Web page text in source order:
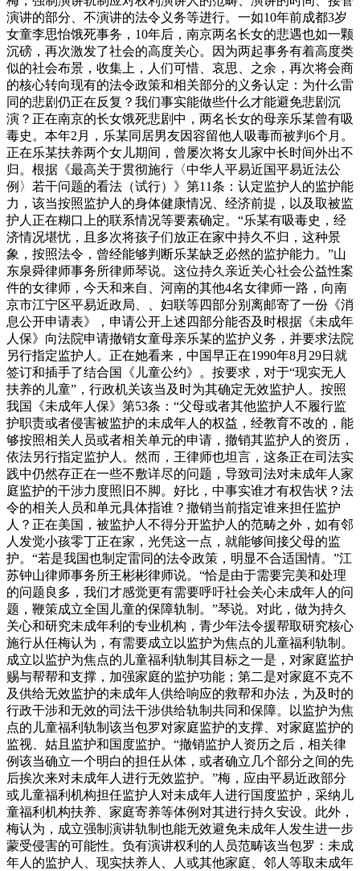
演讲的部分、不演讲的法令义务等进行。一如10年前成都3岁
女童李思怡饿死事务，10年后，南京两名长女的悲遇也如一颗
沉磅，再次激发了社会的高度关心。因为两起事务有着高度类
似的社会布景，收集上，人们可惜、哀思、之余，再次将会商
的核心转向现有的法令政策和相关部分的义务认定：为什么雷
同的悲剧仍正在反复？我们事实能做些什么才能避免悲剧沉
演？正在南京的长女饿死悲剧中，两名长女的母亲乐某曾有吸
毒史。本年2月，乐某同居男友因容留他人吸毒而被判6个月。
正在乐某扶养两个女儿期间，曾屡次将女儿家中长时间外出不
归。根据《最高关于贯彻施行〈中华人平易近国平易近法公
例〉若干问题的看法（试行）》第11条：认定监护人的监护能
力，该当按照监护人的身体健康情况、经济前提，以及取被监
护人正在糊口上的联系情况等要素确定。“乐某有吸毒史，经
济情况堪忧，且多次将孩子们放正在家中持久不归，这种景
象，按照法令，曾经能够判断乐某缺乏必然的监护能力。”山
东泉舜律师事务所律师琴说。这位持久亲近关心社会公益性案
件的女律师，今天和来自、河南的其他4名女律师一路，向南
京市江宁区平易近政局、、妇联等四部分别离邮寄了一份《消
息公开申请表》，申请公开上述四部分能否及时根据《未成年
人保》向法院申请撤销女童母亲乐某的监护义务，并要求法院
另行指定监护人。正在她看来，中国早正在1990年8月29日就
签订和插手了结合国《儿童公约》。按要求，对于“现实无人
扶养的儿童”，行政机关该当及时为其确定无效监护人。按照
我国《未成年人保》第53条：“父母或者其他监护人不履行监
护职责或者侵害被监护的未成年人的权益，经教育不改的，能
够按照相关人员或者相关单元的申请，撤销其监护人的资历，
依法另行指定监护人。然而，王律师也坦言，这条正在司法实
践中仍然存正在一些不敷详尽的问题，导致司法对未成年人家
庭监护的干涉力度照旧不脚。好比，中事实谁才有权告状？法
令的相关人员和单元具体指谁？撤销当前指定谁来担任监护
人？正在美国，被监护人不得分开监护人的范畴之外，如有邻
人发觉小孩零丁正在家，光凭这一点，就能够间接父母的监
护。“若是我国也制定雷同的法令政策，明显不合适国情。”江
苏钟山律师事务所王彬彬律师说。“恰是由于需要完美和处理
的问题良多，我们才感觉更有需要呼吁社会关心未成年人的问
题，鞭策成立全国儿童的保障轨制。”琴说。对此，做为持久
关心和研究未成年利的专业机构，青少年法令援帮取研究核心
施行从任梅认为，有需要成立以监护为焦点的儿童福利轨制。
成立以监护为焦点的儿童福利轨制其目标之一是，对家庭监护
赐与帮帮和支撑，加强家庭的监护功能；第二是对家庭不克不
及供给无效监护的未成年人供给响应的救帮和办法，为及时的
行政干涉和无效的司法干涉供给轨制共同和保障。以监护为焦
点的儿童福利轨制该当包罗对家庭监护的支撑、对家庭监护的
监视、姑且监护和国度监护。“撤销监护人资历之后，相关律
例该当确立一个明白的担任从体，或者确立几个部分之间的先
后挨次来对未成年人进行无效监护。”梅，应由平易近政部分
或儿童福利机构担任监护人对未成年人进行国度监护，采纳儿
童福利机构扶养、家庭寄养等体例对其进行持久安设。此外，
梅认为，成立强制演讲轨制也能无效避免未成年人发生进一步
蒙受侵害的可能性。负有演讲权利的人员范畴该当包罗：未成
年人的监护人、现实扶养人、人或其他家庭、邻人等取未成年